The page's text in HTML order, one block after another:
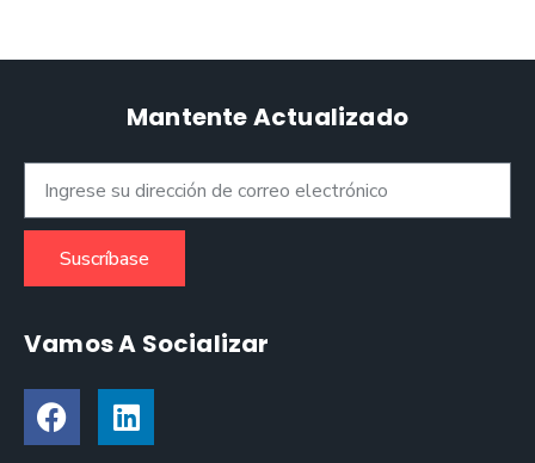
Mantente Actualizado
Suscríbase
Vamos A Socializar